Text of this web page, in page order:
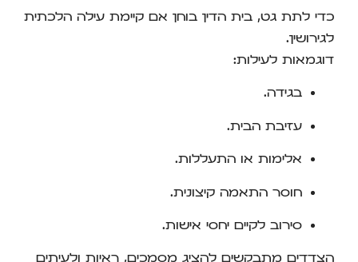
כדי לתת גט, בית הדין בוחן אם קיימת עילה הלכתית
לגירושין.
דוגמאות לעילות:
בגידה.
עזיבת הבית.
אלימות או התעללות.
חוסר התאמה קיצונית.
סירוב לקיים יחסי אישות.
הצדדים מתבקשים להציג מסמכים, ראיות ולעיתים